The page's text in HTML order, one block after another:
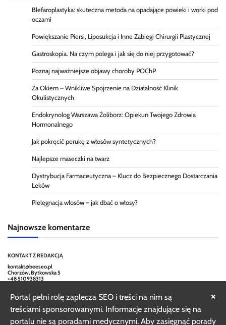
×
Portal pełni rolę zaplecza SEO i treści na nim są
treściami sponsorowanymi. Informacje znajdujące się na
portalu nie są poradami medycznymi. Aby zasięgnąć porady
Blefaroplastyka: skuteczna metoda na opadające powieki i worki pod
oczami
Powiększanie Piersi, Liposukcja i Inne Zabiegi Chirurgii Plastycznej
Gastroskopia. Na czym polega i jak się do niej przygotować?
Poznaj najważniejsze objawy choroby POChP
Za Okiem – Wnikliwe Spojrzenie na Działalność Klinik
Okulistycznych
Endokrynolog Warszawa Żoliborz: Opiekun Twojego Zdrowia
Hormonalnego
Jak pokręcić perukę z włosów syntetycznych?
Najlepsze maseczki na twarz
Dystrybucja Farmaceutyczna – Klucz do Bezpiecznego Dostarczania
Leków
Pielęgnacja włosów – jak dbać o włosy?
Najnowsze komentarze
KONTAKT Z REDAKCJĄ
kontakt@beeseo.pl
Chorzów, Bytkowska 5
+48 510938313